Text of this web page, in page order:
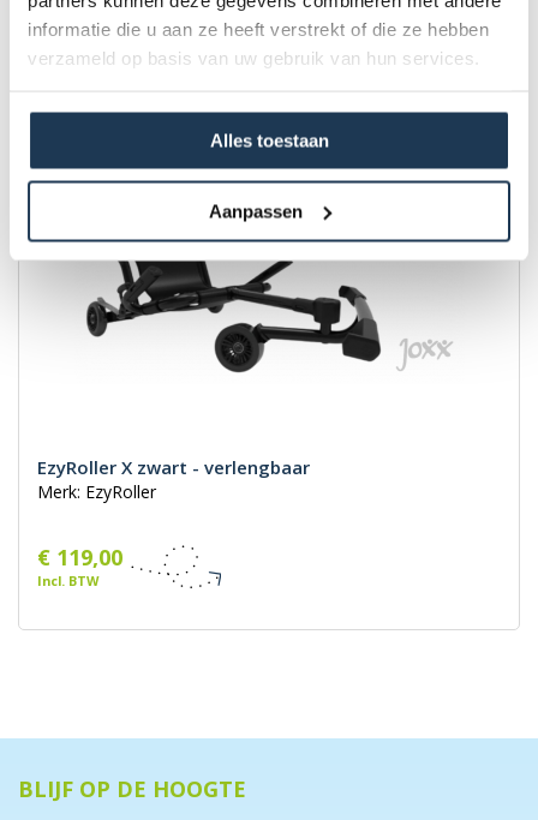
informatie die u aan ze heeft verstrekt of die ze hebben
verzameld op basis van uw gebruik van hun services.
Alles toestaan
Aanpassen
€ 109,00
Incl. BTW
EzyRoller X zwart - verlengbaar
Merk: EzyRoller
€ 119,00
Incl. BTW
BLIJF OP DE HOOGTE